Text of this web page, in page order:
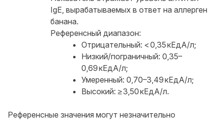
IgE, вырабатываемых в ответ на аллерген
банана.
Референсный диапазон:
Отрицательный: < 0,35 кЕдА/л;
Низкий/пограничный: 0,35–
0,69 кЕдА/л;
Умеренный: 0,70–3,49 кЕдА/л;
Высокий: ≥ 3,50 кЕдА/л.
Референсные значения могут незначительно